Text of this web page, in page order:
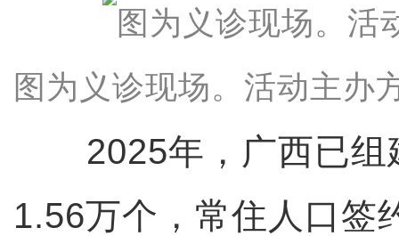
图为义诊现场。活动主办
2025年，广西已组
1.56万个，常住人口签